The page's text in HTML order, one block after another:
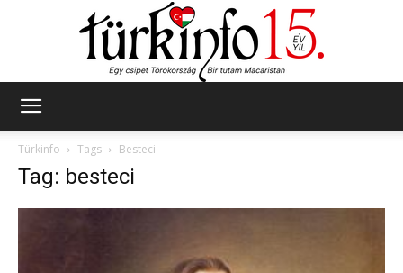
Türkinfo
Tags Besteci
Tag: besteci